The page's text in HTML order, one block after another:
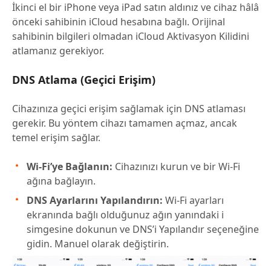
İkinci el bir iPhone veya iPad satın aldınız ve cihaz hâlâ
önceki sahibinin iCloud hesabına bağlı. Orijinal
sahibinin bilgileri olmadan iCloud Aktivasyon Kilidini
atlamanız gerekiyor.
DNS Atlama (Geçici Erişim)
Cihazınıza geçici erişim sağlamak için DNS atlaması
gerekir. Bu yöntem cihazı tamamen açmaz, ancak
temel erişim sağlar.
Wi-Fi’ye Bağlanın: Cihazınızı kurun ve bir Wi-Fi
ağına bağlayın.
DNS Ayarlarını Yapılandırın: Wi-Fi ayarları
ekranında bağlı olduğunuz ağın yanındaki i
simgesine dokunun ve DNS’i Yapılandır seçeneğine
gidin. Manuel olarak değiştirin.